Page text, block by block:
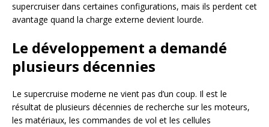
supercruiser dans certaines configurations, mais ils perdent cet
avantage quand la charge externe devient lourde.
Le développement a demandé
plusieurs décennies
Le supercruise moderne ne vient pas d’un coup. Il est le
résultat de plusieurs décennies de recherche sur les moteurs,
les matériaux, les commandes de vol et les cellules